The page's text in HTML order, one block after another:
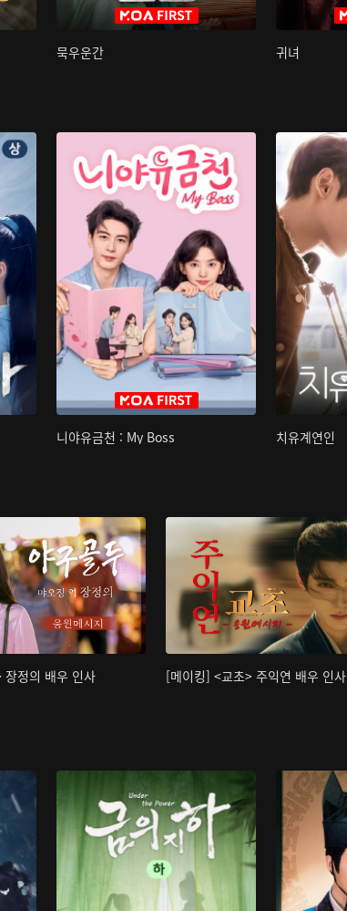
묵우운간 귀녀
니야유금천 : My Boss 치유계연인
정의 배우 인사 [메이킹] <교초> 주익연 배우 인사